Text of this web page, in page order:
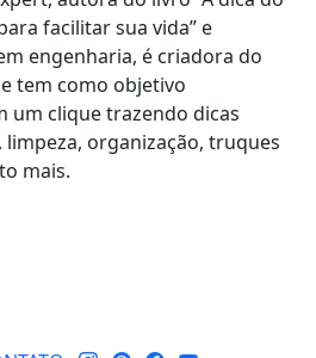
facilitar sua vida” e
engenharia, é criadora do
tem como objetivo
um clique trazendo dicas
limpeza, organização, truques
mais.